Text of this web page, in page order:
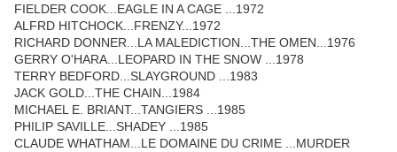
FIELDER COOK...EAGLE IN A CAGE ...1972
ALFRD HITCHOCK...FRENZY...1972
RICHARD DONNER...LA MALEDICTION...THE OMEN...1976
GERRY O'HARA...LEOPARD IN THE SNOW ...1978
TERRY BEDFORD...SLAYGROUND ...1983
JACK GOLD...THE CHAIN...1984
MICHAEL E. BRIANT...TANGIERS ...1985
PHILIP SAVILLE...SHADEY ...1985
CLAUDE WHATHAM...LE DOMAINE DU CRIME ...MURDER